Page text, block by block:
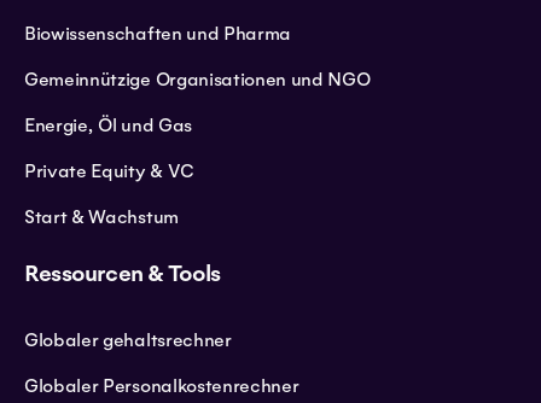
Biowissenschaften und Pharma
Gemeinnützige Organisationen und NGO
Energie, Öl und Gas
Private Equity & VC
Start & Wachstum
Ressourcen & Tools
Globaler gehaltsrechner
Globaler Personalkostenrechner